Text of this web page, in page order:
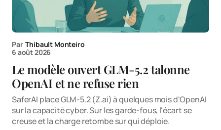
Par Thibault Monteiro
6 août 2026
Le modèle ouvert GLM-5.2 talonne
OpenAI et ne refuse rien
SaferAI place GLM-5.2 (Z.ai) à quelques mois d'OpenAI
sur la capacité cyber. Sur les garde-fous, l'écart se
creuse et la charge retombe sur qui déploie.